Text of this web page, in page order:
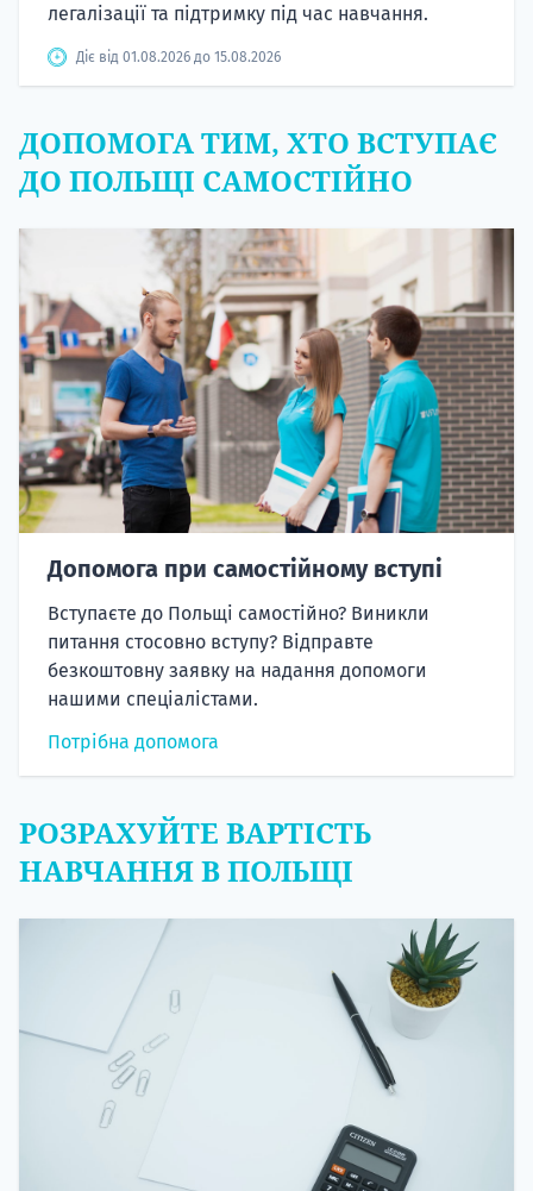
легалізації та підтримку під час навчання.
Діє від 01.08.2026 до 15.08.2026
ДОПОМОГА ТИМ, ХТО ВСТУПАЄ
ДО ПОЛЬЩІ САМОСТІЙНО
Допомога при самостійному вступі
Вступаєте до Польщі самостійно? Виникли
питання стосовно вступу? Відправте
безкоштовну заявку на надання допомоги
нашими спеціалістами.
Потрібна допомога
РОЗРАХУЙТЕ ВАРТІСТЬ
НАВЧАННЯ В ПОЛЬЩІ